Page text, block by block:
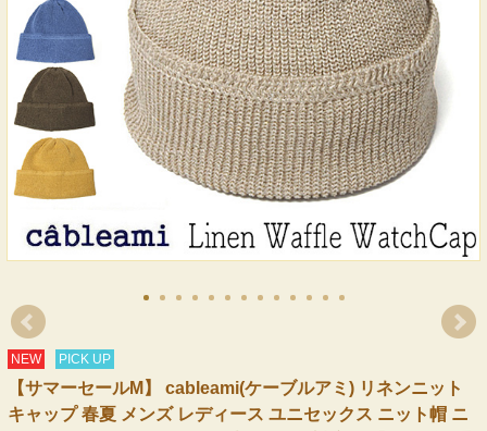
NEW PICK UP
【サマーセールM】 cableami(ケーブルアミ) リネンニット
キャップ 春夏 メンズ レディース ユニセックス ニット帽 ニ